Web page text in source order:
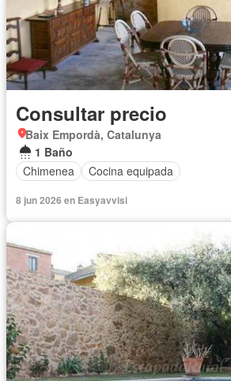
Consultar precio
Baix Empordà, Catalunya
1 Baño
Chimenea
Cocina equipada
8 jun 2026 en Easyavvisi